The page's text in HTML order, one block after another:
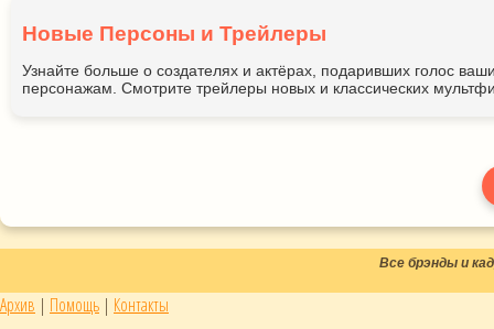
Новые Персоны и Трейлеры
Узнайте больше о создателях и актёрах, подаривших голос
персонажам. Смотрите трейлеры новых и классических
Все брэнды и
Архив | Помощь | Контакты